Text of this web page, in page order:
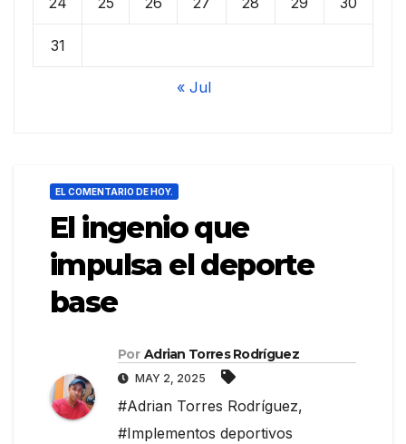
31
« Jul
EL COMENTARIO DE HOY.
El ingenio que
impulsa el deporte
base
Por Adrian Torres Rodríguez
MAY 2, 2025
#Adrian Torres Rodríguez,
#Implementos deportivos